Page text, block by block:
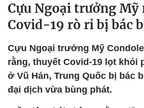
Cựu Ngoại trưởng
Covid-19 rò rỉ bị bác
Cựu Ngoại trưởng Mỹ
rằng, thuyết Covid-19 lọt khỏi
ở Vũ Hán, Trung Quốc bị bác
đại dịch vừa bùng phát.